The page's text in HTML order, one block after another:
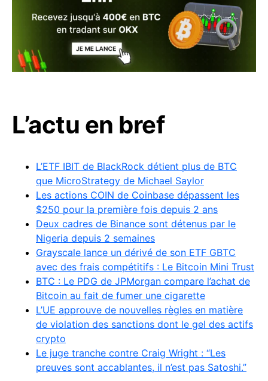
L’actu en bref
L’ETF IBIT de BlackRock détient plus de BTC
que MicroStrategy de Michael Saylor
Les actions COIN de Coinbase dépassent les
$250 pour la première fois depuis 2 ans
Deux cadres de Binance sont détenus par le
Nigeria depuis 2 semaines
Grayscale lance un dérivé de son ETF GBTC
avec des frais compétitifs : Le Bitcoin Mini Trust
BTC : Le PDG de JPMorgan compare l’achat de
Bitcoin au fait de fumer une cigarette
L’UE approuve de nouvelles règles en matière
de violation des sanctions dont le gel des actifs
crypto
Le juge tranche contre Craig Wright : “Les
preuves sont accablantes, il n’est pas Satoshi.”